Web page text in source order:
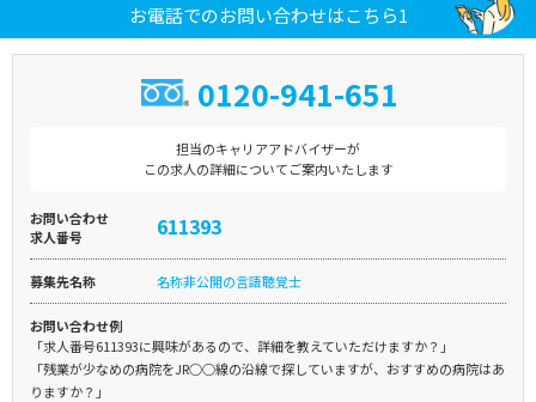
お電話でのお問い合わせはこちら1
0120-941-651
担当のキャリアアドバイザーが
この求人の詳細についてご案内いたします
お問い合わせ
求人番号
611393
募集先名称 名称非公開の言語聴覚士
お問い合わせ例
「求人番号611393に興味があるので、詳細を教えていただけますか？」
「残業が少なめの病院をJR○○線の沿線で探していますが、おすすめの病院はあ
りますか？」